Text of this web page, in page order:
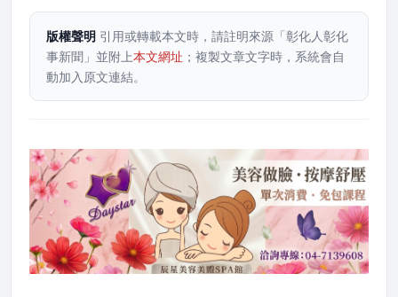
版權聲明 引用或轉載本文時，請註明來源「彰化人彰化
事新聞」並附上本文網址 ；複製文章文字時，系統會自
動加入原文連結。